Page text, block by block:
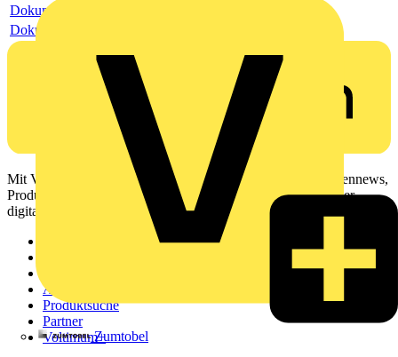
Zumtobel
Dokument
Dokument
Mit Voltimum erhalten Elektrofachkräfte Zugang zu Branchennews,
Produktinformationen, Schulungen und Tools – alles auf einer
digitalen Plattform und Community.
Akademie
Produktsuche
Partner
Voltimum+